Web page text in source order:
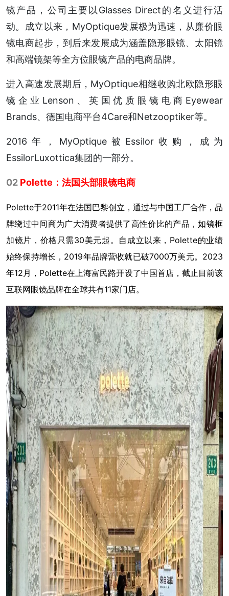
镜产品，公司主要以Glasses Direct的名义进行活
动。成立以来，MyOptique发展极为迅速，从廉价眼
镜电商起步，到后来发展成为涵盖隐形眼镜、太阳镜
和高端镜架等全方位眼镜产品的电商品牌。
进入高速发展期后，MyOptique相继收购北欧隐形眼
镜企业Lenson、英国优质眼镜电商Eyewear
Brands、德国电商平台4Care和Netzooptiker等。
2016年，MyOptique被Essilor收购，成为
EssilorLuxottica集团的一部分。
02 Polette：法国头部眼镜电商
Polette于2011年在法国巴黎创立，通过与中国工厂合作，品
牌绕过中间商为广大消费者提供了高性价比的产品，如镜框
加镜片，价格只需30美元起。自成立以来，Polette的业绩
始终保持增长，2019年品牌营收就已破7000万美元。2023
年12月，Polette在上海富民路开设了中国首店，截止目前该
互联网眼镜品牌在全球共有11家门店。